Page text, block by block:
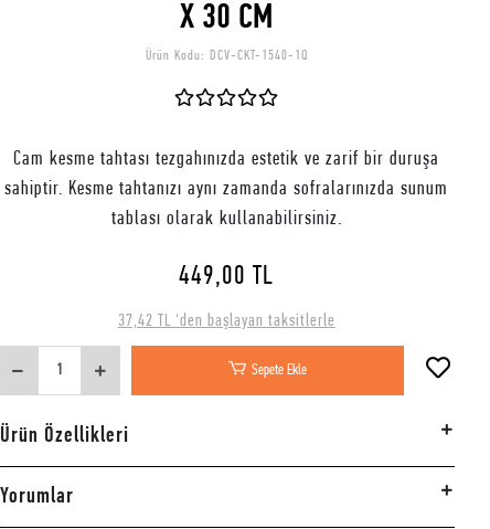
X 30 CM
Ürün Kodu: DCV-CKT-1540-1Q
Cam kesme tahtası tezgahınızda estetik ve zarif bir duruşa
sahiptir. Kesme tahtanızı aynı zamanda sofralarınızda sunum
tablası olarak kullanabilirsiniz.
449,00 TL
37,42 TL 'den başlayan taksitlerle
Sepete Ekle
Ürün Özellikleri
Yorumlar